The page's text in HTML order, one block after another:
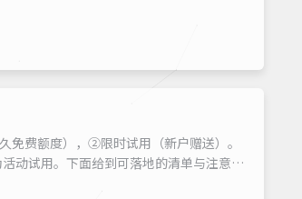
费额度），②限时试用（新户赠送）。
动试用。下面给到可落地的清单与注意